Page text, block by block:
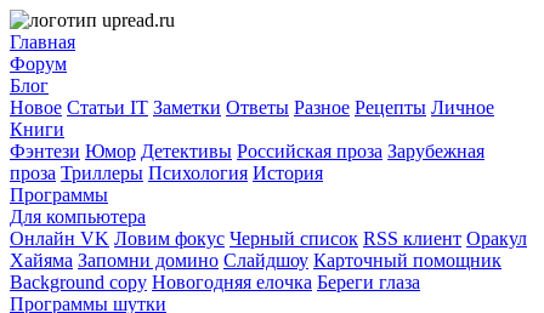
Главная
Форум
Блог
Новое Статьи IT Заметки Ответы Разное Рецепты Личное
Книги
Фэнтези Юмор Детективы Российская проза Зарубежная
проза Триллеры Психология История
Программы
Для компьютера
Онлайн VK Ловим фокус Черный список RSS клиент Оракул
Хайяма Запомни домино Слайдшоу Карточный помощник
Background copy Новогодняя елочка Береги глаза
Программы шутки